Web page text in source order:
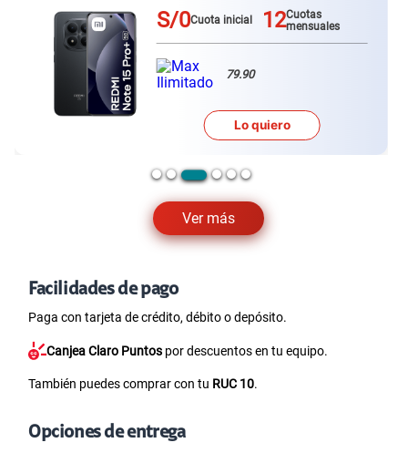
Ver más
S/0Cuota inicial 12Cuotas
mensuales
79.90
Lo quiero
Facilidades de pago
Paga con tarjeta de crédito, débito o depósito.
Canjea Claro Puntos por descuentos en tu equipo.
También puedes comprar con tu RUC 10.
Opciones de entrega